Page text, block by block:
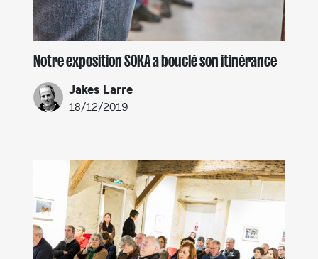
Notre exposition SOKA a bouclé son itinérance
Jakes Larre
18/12/2019